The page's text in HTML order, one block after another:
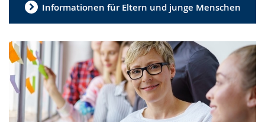
Informationen für Eltern und junge Menschen